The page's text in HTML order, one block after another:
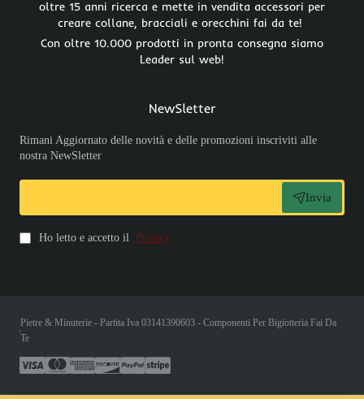
oltre 15 anni ricerca e mette in vendita accessori per
creare collane, bracciali e orecchini fai da te!
Con oltre 10.000 prodotti in pronta consegna siamo
Leader sul web!
NewSletter
Rimani Aggiornato delle novità e delle promozioni inscriviti alle
nostra NewSletter
Invia
Ho letto e accetto il Privacy
Pietre & Minuterie - Partita Iva 03141390603 - Componenti Per Bigiotteria Fai Da
Te